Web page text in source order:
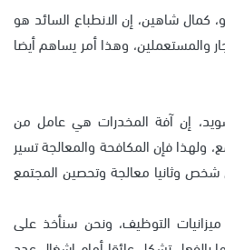
كمال شاهين، إن الانطباع السائد هو
والمستعملين، وهذا أمر يساهم أيضا
إن آفة المخدرات هي عامل من
ولهذا فإن المكافحة والمعالجة تسير
شخص وثانيا معالجة وتحصين المجتمع
التوظيف، ونحن سنأخذ على